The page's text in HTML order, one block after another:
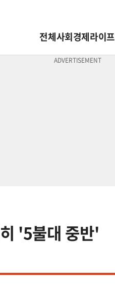
전체사회경제라이프
'5불대 중반'